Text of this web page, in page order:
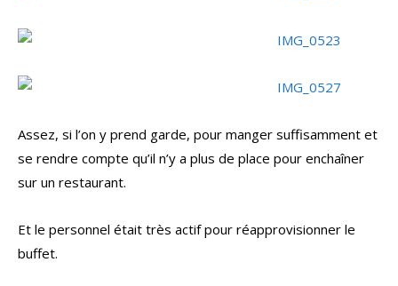
Assez, si l’on y prend garde, pour manger suffisamment et
se rendre compte qu’il n’y a plus de place pour enchaîner
sur un restaurant.
Et le personnel était très actif pour réapprovisionner le
buffet.